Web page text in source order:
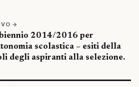
→
2014/2016 per
scolastica – esiti della
degli aspiranti alla selezione.